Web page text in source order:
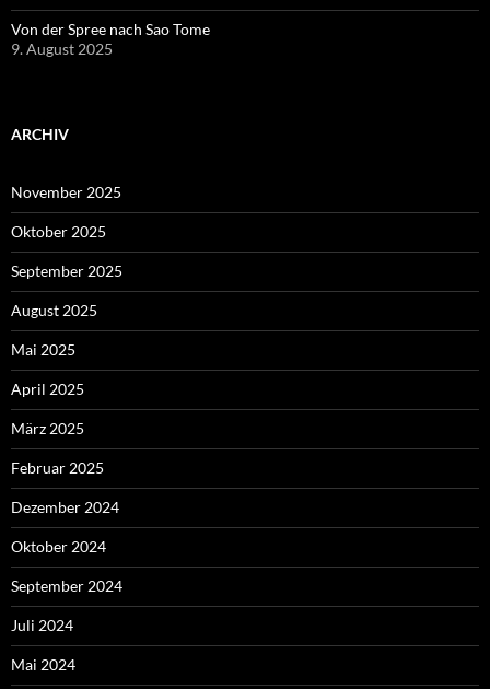
Von der Spree nach Sao Tome
9. August 2025
ARCHIV
November 2025
Oktober 2025
September 2025
August 2025
Mai 2025
April 2025
März 2025
Februar 2025
Dezember 2024
Oktober 2024
September 2024
Juli 2024
Mai 2024